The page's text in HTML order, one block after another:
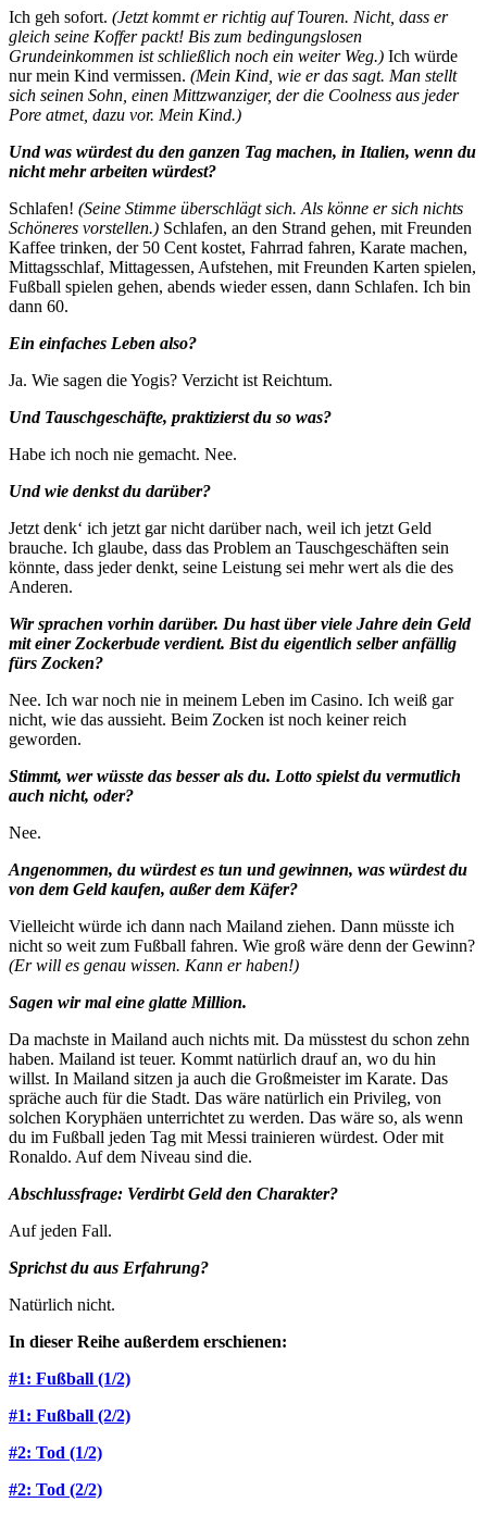
Ich geh sofort. (Jetzt kommt er richtig auf Touren. Nicht, dass er
gleich seine Koffer packt! Bis zum bedingungslosen
Grundeinkommen ist schließlich noch ein weiter Weg.) Ich würde
nur mein Kind vermissen. (Mein Kind, wie er das sagt. Man stellt
sich seinen Sohn, einen Mittzwanziger, der die Coolness aus jeder
Pore atmet, dazu vor. Mein Kind.)
Und was würdest du den ganzen Tag machen, in Italien, wenn du
nicht mehr arbeiten würdest?
Schlafen! (Seine Stimme überschlägt sich. Als könne er sich nichts
Schöneres vorstellen.) Schlafen, an den Strand gehen, mit Freunden
Kaffee trinken, der 50 Cent kostet, Fahrrad fahren, Karate machen,
Mittagsschlaf, Mittagessen, Aufstehen, mit Freunden Karten spielen,
Fußball spielen gehen, abends wieder essen, dann Schlafen. Ich bin
dann 60.
Ein einfaches Leben also?
Ja. Wie sagen die Yogis? Verzicht ist Reichtum.
Und Tauschgeschäfte, praktizierst du so was?
Habe ich noch nie gemacht. Nee.
Und wie denkst du darüber?
Jetzt denk‘ ich jetzt gar nicht darüber nach, weil ich jetzt Geld
brauche. Ich glaube, dass das Problem an Tauschgeschäften sein
könnte, dass jeder denkt, seine Leistung sei mehr wert als die des
Anderen.
Wir sprachen vorhin darüber. Du hast über viele Jahre dein Geld
mit einer Zockerbude verdient. Bist du eigentlich selber anfällig
fürs Zocken?
Nee. Ich war noch nie in meinem Leben im Casino. Ich weiß gar
nicht, wie das aussieht. Beim Zocken ist noch keiner reich
geworden.
Stimmt, wer wüsste das besser als du. Lotto spielst du vermutlich
auch nicht, oder?
Nee.
Angenommen, du würdest es tun und gewinnen, was würdest du
von dem Geld kaufen, außer dem Käfer?
Vielleicht würde ich dann nach Mailand ziehen. Dann müsste ich
nicht so weit zum Fußball fahren. Wie groß wäre denn der Gewinn?
(Er will es genau wissen. Kann er haben!)
Sagen wir mal eine glatte Million.
Da machste in Mailand auch nichts mit. Da müsstest du schon zehn
haben. Mailand ist teuer. Kommt natürlich drauf an, wo du hin
willst. In Mailand sitzen ja auch die Großmeister im Karate. Das
spräche auch für die Stadt. Das wäre natürlich ein Privileg, von
solchen Koryphäen unterrichtet zu werden. Das wäre so, als wenn
du im Fußball jeden Tag mit Messi trainieren würdest. Oder mit
Ronaldo. Auf dem Niveau sind die.
Abschlussfrage: Verdirbt Geld den Charakter?
Auf jeden Fall.
Sprichst du aus Erfahrung?
Natürlich nicht.
In dieser Reihe außerdem erschienen:
#1: Fußball (1/2)
#1: Fußball (2/2)
#2: Tod (1/2)
#2: Tod (2/2)